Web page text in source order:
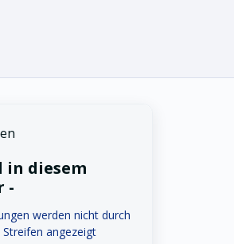
diesem
-
werden nicht durch
angezeigt